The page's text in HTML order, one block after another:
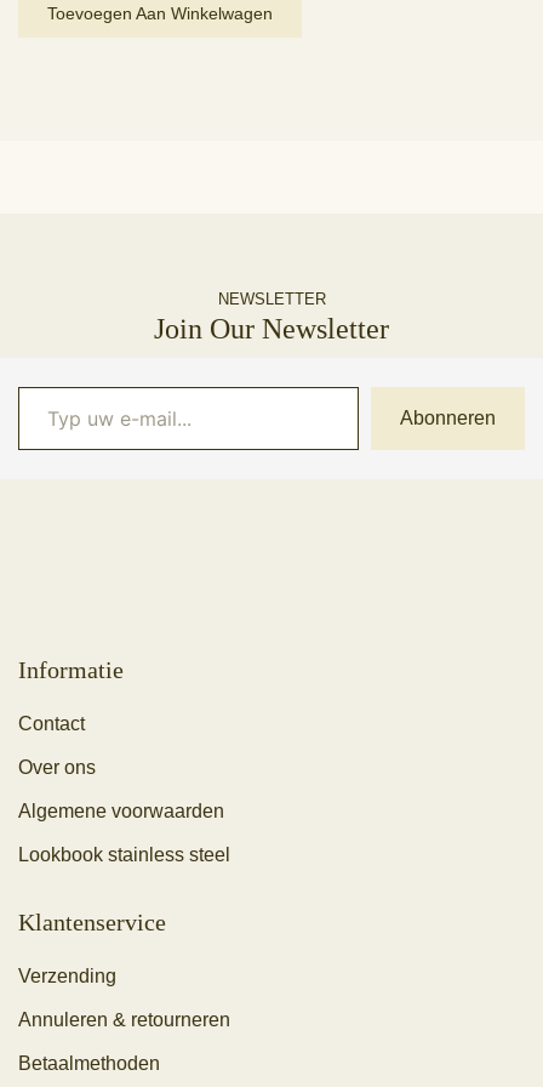
was:
€ 6,95.€ 4,87.
Toevoegen Aan Winkelwagen
NEWSLETTER
Join Our Newsletter
Typ uw e-mail...
Abonneren
Informatie
Contact
Over ons
Algemene voorwaarden
Lookbook stainless steel
Klantenservice
Verzending
Annuleren & retourneren
Betaalmethoden